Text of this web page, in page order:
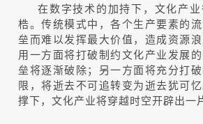
在数字技术的加持下，文化产
梏。传统模式中，各个生产要素的
垒而难以发挥最大价值，造成资源
用一方面将打破制约文化产业发展
垒将逐渐破除；另一方面将充分打
限，将逝去不可追转变为逝去犹可
撑下，文化产业将穿越时空开辟出一